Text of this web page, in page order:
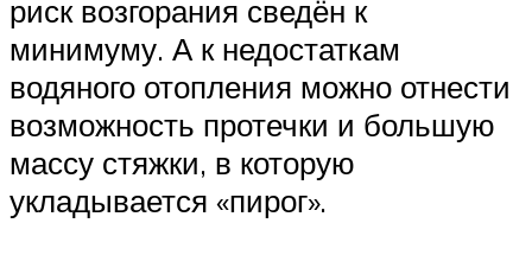
риск возгорания сведён к
минимуму. А к недостаткам
водяного отопления можно отнести
возможность протечки и большую
массу стяжки, в которую
укладывается «пирог».